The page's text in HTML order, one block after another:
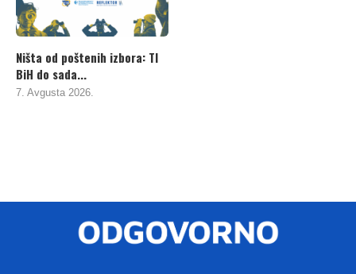
Ništa od poštenih izbora: TI
BiH do sada...
7. Avgusta 2026.